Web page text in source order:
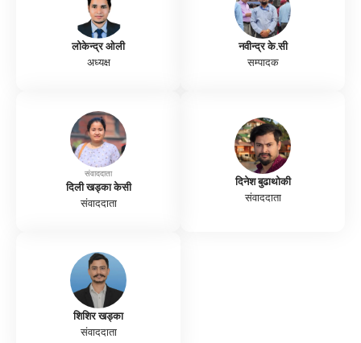
लोकेन्द्र ओली
अध्यक्ष
नवीन्द्र के.सी
सम्पादक
संवाददाता
दिली खड्का केसी
संवाददाता
दिनेश बुढाथोकी
संवाददाता
शिशिर खड्का
संवाददाता